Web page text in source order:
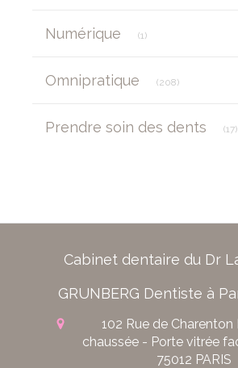
Numérique (1)
Omnipratique (208)
Prendre soin des dents (17)
Cabinet dentaire du Dr
GRUNBERG Dentiste à
102 Rue de Charenton
chaussée - Porte vitrée
75012 PARIS